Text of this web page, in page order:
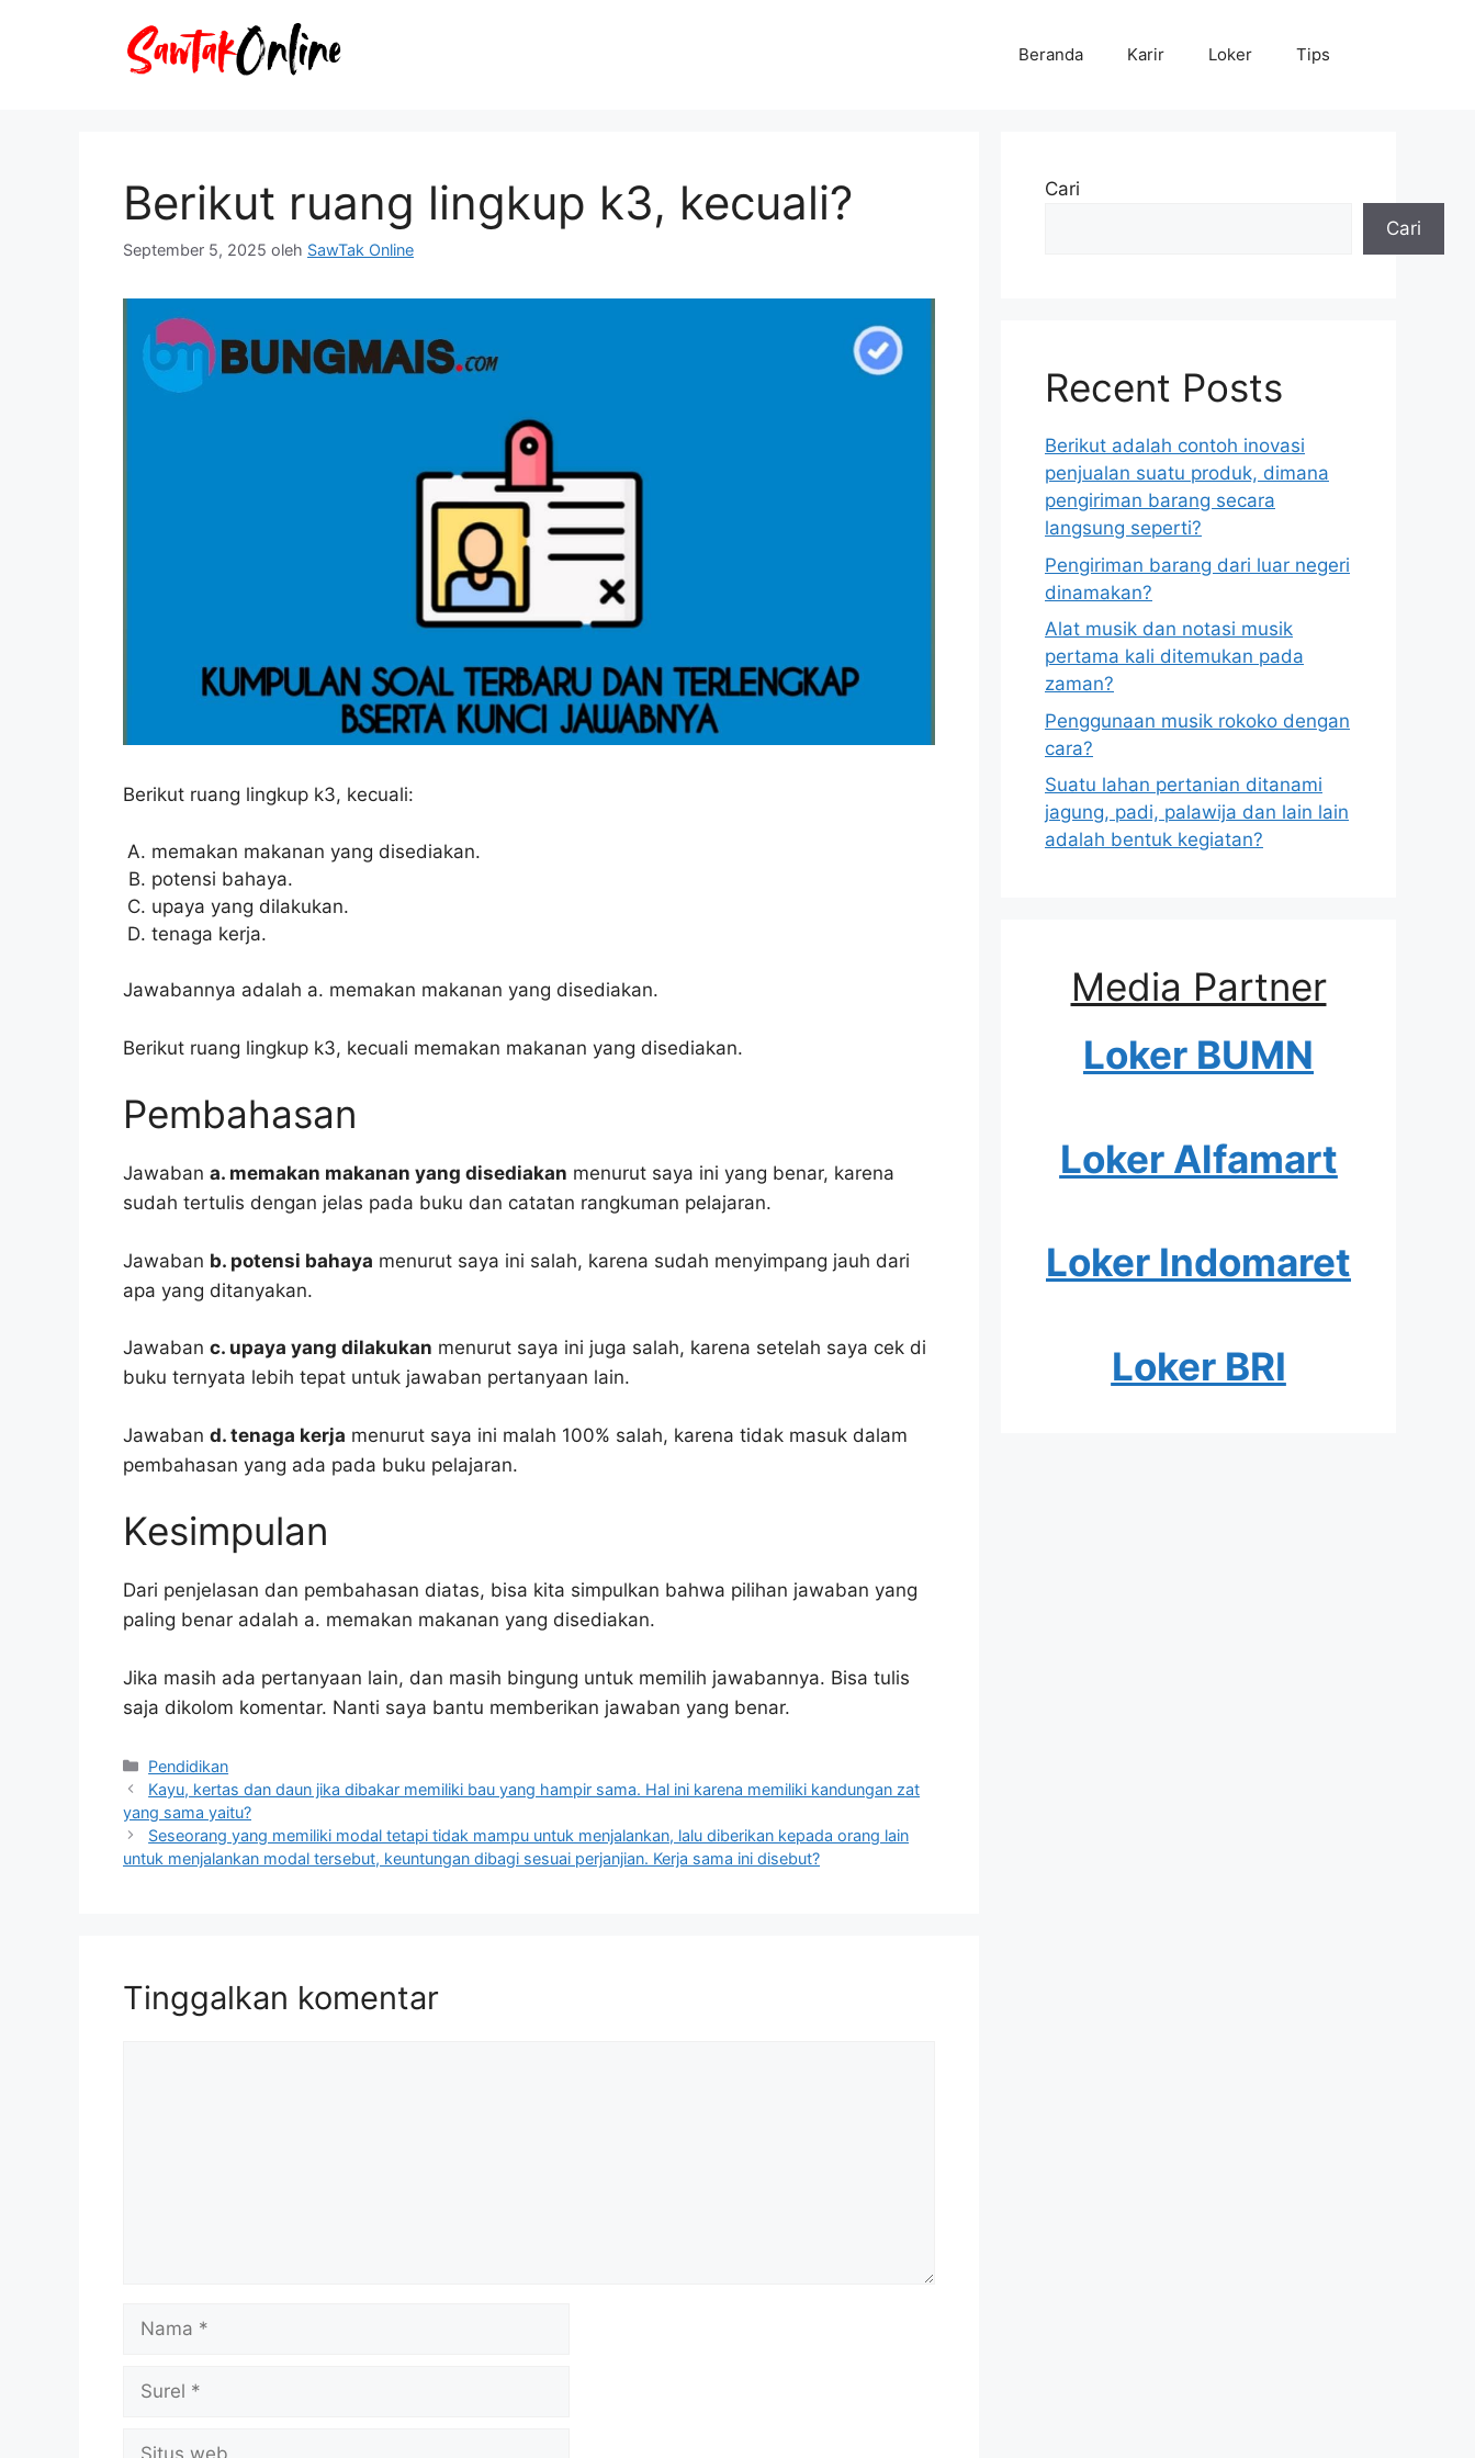
Beranda Karir Loker Tips
Berikut ruang lingkup k3, kecuali?
September 5, 2025 oleh SawTak Online
Berikut ruang lingkup k3, kecuali:
memakan makanan yang disediakan.
potensi bahaya.
upaya yang dilakukan.
tenaga kerja.
Jawabannya adalah a. memakan makanan yang disediakan.
Berikut ruang lingkup k3, kecuali memakan makanan yang disediakan.
Pembahasan
Jawaban a. memakan makanan yang disediakan menurut saya ini yang benar, karena
sudah tertulis dengan jelas pada buku dan catatan rangkuman pelajaran.
Jawaban b. potensi bahaya menurut saya ini salah, karena sudah menyimpang jauh dari
apa yang ditanyakan.
Jawaban c. upaya yang dilakukan menurut saya ini juga salah, karena setelah saya cek di
buku ternyata lebih tepat untuk jawaban pertanyaan lain.
Jawaban d. tenaga kerja menurut saya ini malah 100% salah, karena tidak masuk dalam
pembahasan yang ada pada buku pelajaran.
Kesimpulan
Dari penjelasan dan pembahasan diatas, bisa kita simpulkan bahwa pilihan jawaban yang
paling benar adalah a. memakan makanan yang disediakan.
Jika masih ada pertanyaan lain, dan masih bingung untuk memilih jawabannya. Bisa tulis
saja dikolom komentar. Nanti saya bantu memberikan jawaban yang benar.
Kategori
Pendidikan
Kayu, kertas dan daun jika dibakar memiliki bau yang hampir sama. Hal ini karena memiliki kandungan zat
yang sama yaitu?
Seseorang yang memiliki modal tetapi tidak mampu untuk menjalankan, lalu diberikan kepada orang lain
untuk menjalankan modal tersebut, keuntungan dibagi sesuai perjanjian. Kerja sama ini disebut?
Tinggalkan komentar
Cari
Cari
Recent Posts
Berikut adalah contoh inovasi
penjualan suatu produk, dimana
pengiriman barang secara
langsung seperti?
Pengiriman barang dari luar negeri
dinamakan?
Alat musik dan notasi musik
pertama kali ditemukan pada
zaman?
Penggunaan musik rokoko dengan
cara?
Suatu lahan pertanian ditanami
jagung, padi, palawija dan lain lain
adalah bentuk kegiatan?
Media Partner
Loker BUMN
Loker Alfamart
Loker Indomaret
Loker BRI